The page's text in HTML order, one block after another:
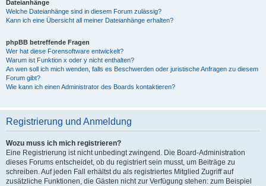
Dateianhänge
Welche Dateianhänge sind in diesem Forum zulässig?
Kann ich eine Übersicht all meiner Dateianhänge erhalten?
phpBB betreffende Fragen
Wer hat diese Forensoftware entwickelt?
Warum ist Funktion x oder y nicht enthalten?
An wen soll ich mich wenden, falls es Beschwerden oder juristische Anfragen zu diesem
Forum gibt?
Wie kann ich einen Administrator des Boards kontaktieren?
Registrierung und Anmeldung
Wozu muss ich mich registrieren?
Eine Registrierung ist nicht unbedingt zwingend. Die Board-Administration
dieses Forums entscheidet, ob du registriert sein musst, um Beiträge zu
schreiben. Auf jeden Fall erhältst du als registriertes Mitglied Zugriff auf
zusätzliche Funktionen, die Gästen nicht zur Verfügung stehen: zum Beispiel